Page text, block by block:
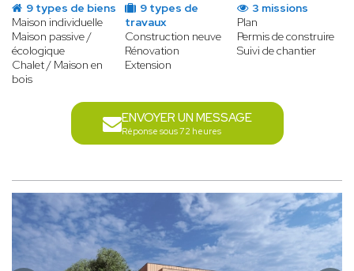
9 types de biens
Maison individuelle
Maison passive /
écologique
Chalet / Maison en
bois
9 types de
travaux
Construction neuve
Rénovation
Extension
3 missions
Plan
Permis de construire
Suivi de chantier
ENVOYER UN MESSAGE
Réponse sous 72 heures